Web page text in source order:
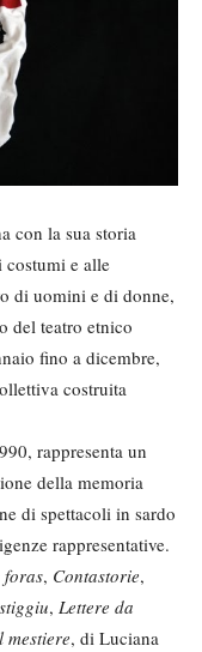
con la sua storia
e alle
di uomini e di donne,
del teatro etnico
fino a dicembre,
costruita
rappresenta un
della memoria
di spettacoli in sardo
rappresentative.
foras, Contastorie,
, Lettere da
mestiere, di Luciana